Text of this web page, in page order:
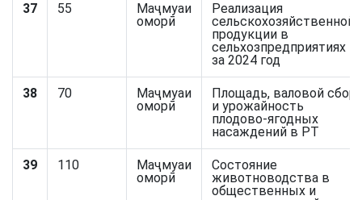
37 55
Маҷмуаи
оморӣ
Реализация
сельскохозяйственной
продукции в
сельхозпредприятиях
за 2024 год
38 70
Маҷмуаи
оморӣ
Площадь, валовой сбор
и урожайность
плодово-ягодных
насаждений в РТ
39 110
Маҷмуаи
оморӣ
Состояние
животноводства в
общественных и